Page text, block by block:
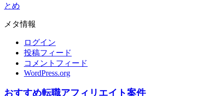
とめ
メタ情報
ログイン
投稿フィード
コメントフィード
WordPress.org
おすすめ転職アフィリエイト案件